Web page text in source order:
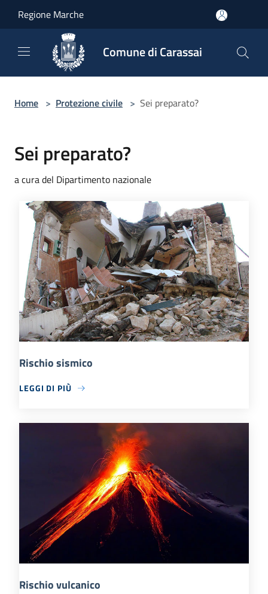
Regione Marche
Comune di Carassai
Home > Protezione civile > Sei preparato?
Sei preparato?
a cura del Dipartimento nazionale
Rischio sismico
LEGGI DI PIÙ
Rischio vulcanico